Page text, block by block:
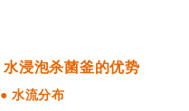
水浸泡杀菌釜的优势
● 水流分布